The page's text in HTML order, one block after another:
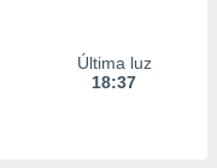
Última luz
18:37